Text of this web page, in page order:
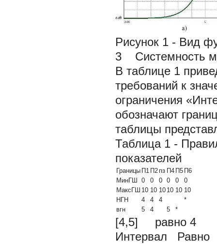
Рисунок 1 - Вид
3 Системность
В таблице 1
требований к
ограничения
обозначают
таблицы
Таблица 1 -
показателей
Границы П1 П2 пз П4 П5 П6
МинГШ
0 0 0 0 0
0
МаксГШ 10 10 10 10 10 10
НГН
4 4 4
*
вгн
5 4 5 *
[4,5] равно
Интервал